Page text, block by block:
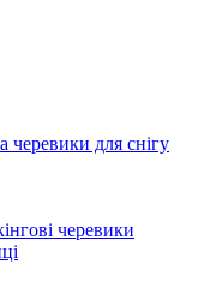
черевики для снігу
черевики